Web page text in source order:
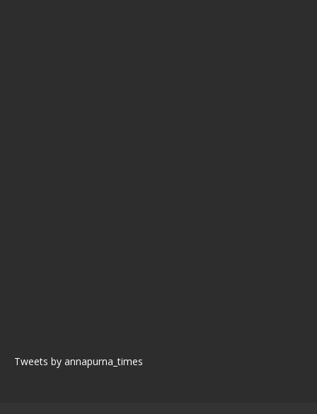
Tweets by annapurna_times